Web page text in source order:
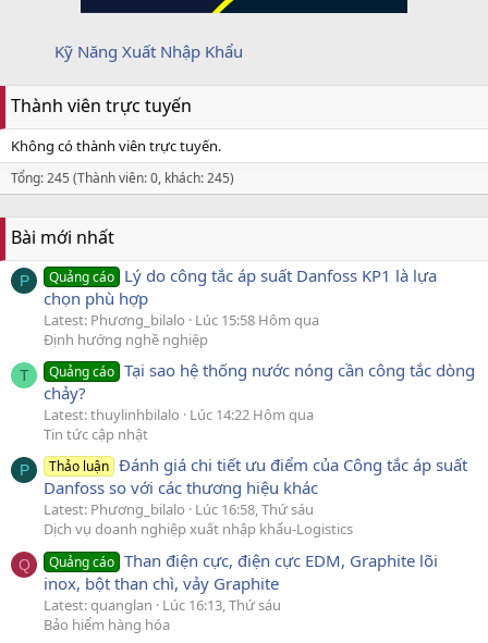
Kỹ Năng Xuất Nhập Khẩu
Thành viên trực tuyến
Không có thành viên trực tuyến.
Tổng: 245 (Thành viên: 0, khách: 245)
Bài mới nhất
P Quảng cáo Lý do công tắc áp suất Danfoss KP1 là lựa
chọn phù hợp
Latest: Phương_bilalo
Lúc 15:58 Hôm qua
Định hướng nghề nghiệp
T Quảng cáo Tại sao hệ thống nước nóng cần công tắc dòng
chảy?
Latest: thuylinhbilalo
Lúc 14:22 Hôm qua
Tin tức cập nhật
P Thảo luận Đánh giá chi tiết ưu điểm của Công tắc áp suất
Danfoss so với các thương hiệu khác
Latest: Phương_bilalo
Lúc 16:58, Thứ sáu
Dịch vụ doanh nghiệp xuất nhập khẩu-Logistics
Q Quảng cáo Than điện cực, điện cực EDM, Graphite lõi
inox, bột than chì, vảy Graphite
Latest: quanglan
Lúc 16:13, Thứ sáu
Bảo hiểm hàng hóa